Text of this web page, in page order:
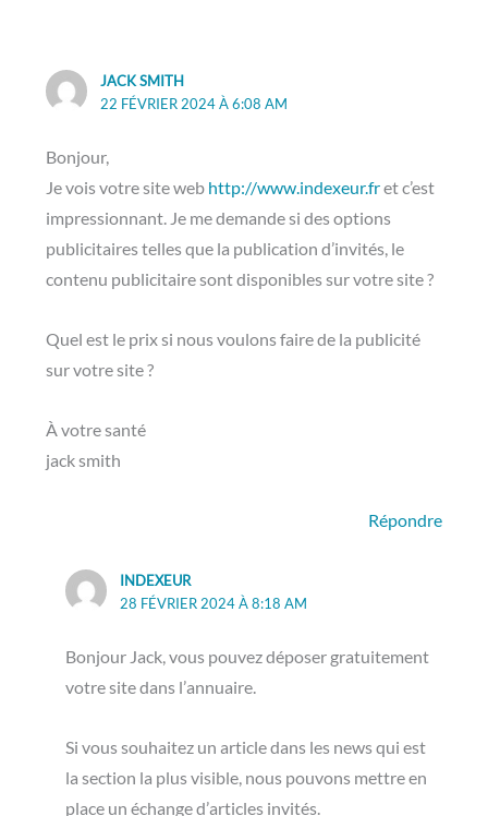
JACK SMITH
22 FÉVRIER 2024 À 6:08 AM
Bonjour,
Je vois votre site web http://www.indexeur.fret c’est
impressionnant. Je me demande si des options
publicitaires telles que la publication d’invités, le
contenu publicitaire sont disponibles sur votre site ?
Quel est le prix si nous voulons faire de la publicité
sur votre site ?
À votre santé
jack smith
Répondre
INDEXEUR
28 FÉVRIER 2024 À 8:18 AM
Bonjour Jack, vous pouvez déposer gratuitement
votre site dans l’annuaire.
Si vous souhaitez un article dans les news qui est
la section la plus visible, nous pouvons mettre en
place un échange d’articles invités.